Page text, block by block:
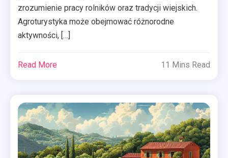
zrozumienie pracy rolników oraz tradycji wiejskich.
Agroturystyka może obejmować różnorodne
aktywności, […]
Read More 11 Mins Read